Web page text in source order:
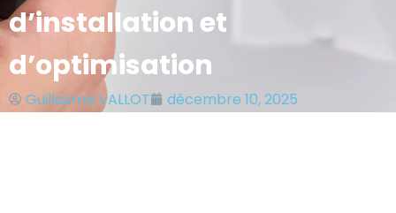
d’installation et
d’optimisation
Guillaume VALLOT décembre 10, 2025